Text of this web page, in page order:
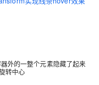
外的一整个元素隐藏了起来
转中心